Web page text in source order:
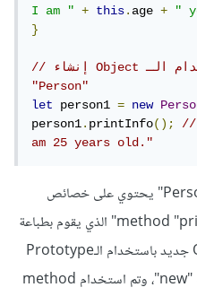
I am "
+ this.age + "
}
// إنشاء Object جديدة باستخدام الـPrototype
"Person"
let
person1 = new
person1.printInfo();
//
am 25 years old."
هنا، تم إنشاء Prototype جديد "Person" يحتوي على خصائص
name و age، بالإضافة إلى method "printInfo" الذي يقوم بطباعة
بيانات الـPerson. وتم إنشاء Object جديد باستخدام الـPrototype
"Person" باستخدام الكلمة الرئيسية "new"، وتم استخدام method